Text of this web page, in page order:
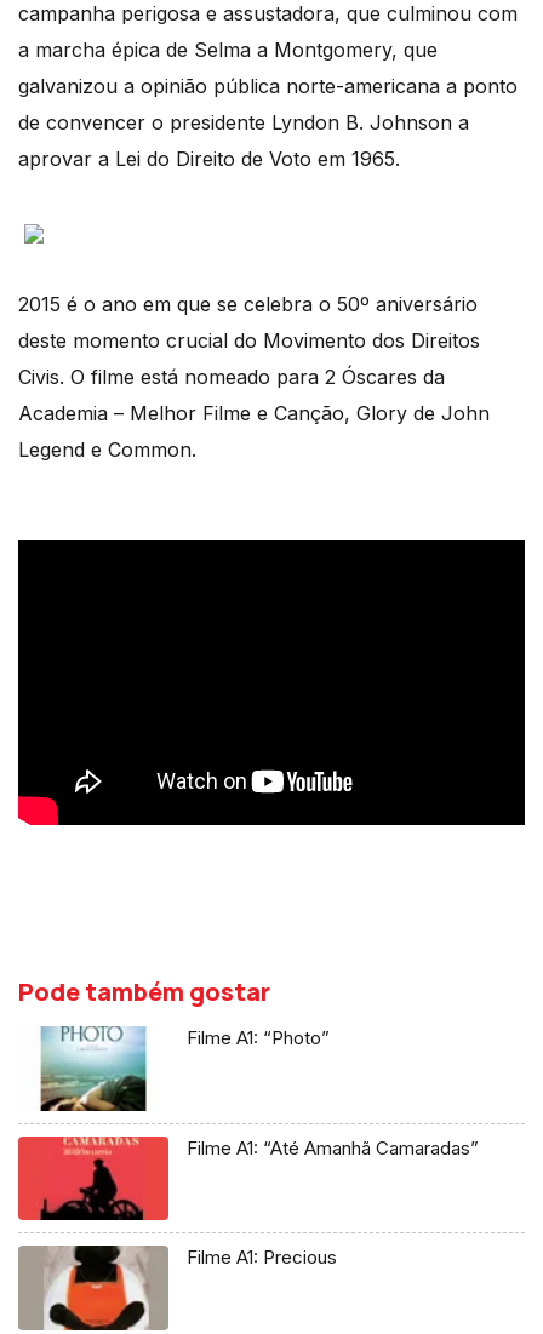
campanha perigosa e assustadora, que culminou com
a marcha épica de Selma a Montgomery, que
galvanizou a opinião pública norte-americana a ponto
de convencer o presidente Lyndon B. Johnson a
aprovar a Lei do Direito de Voto em 1965.
2015 é o ano em que se celebra o 50º aniversário
deste momento crucial do Movimento dos Direitos
Civis. O filme está nomeado para 2 Óscares da
Academia – Melhor Filme e Canção, Glory de John
Legend e Common.
Pode também gostar
Filme A1: “Photo”
Filme A1: “Até Amanhã Camaradas”
Filme A1: Precious